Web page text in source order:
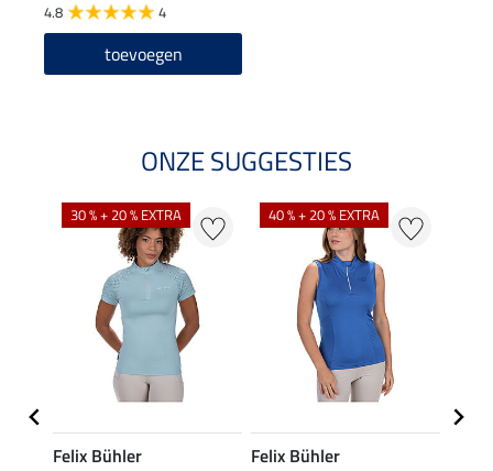
4.8 4
toevoegen
ONZE SUGGESTIES
30 % + 20 % EXTRA
Felix Bühler
40 % + 20 % EXTRA
Felix Bühler